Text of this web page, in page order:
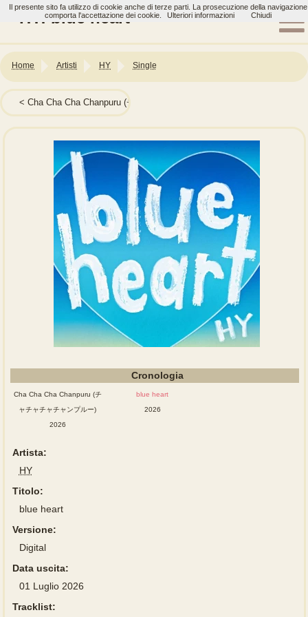
HY: blue heart
Home Artisti HY Single
Cha Cha Cha Chanpuru (チャチャチャチャンプルー)
Cronologia
Cha Cha Cha Chanpuru (チ
ャチャチャチャンプルー)
2026
blue heart
2026
Artista:
HY
Titolo:
blue heart
Versione:
Digital
Data uscita:
01 Luglio 2026
Tracklist:
Il presente sito fa utilizzo di cookie anche di terze parti. La prosecuzione della navigazione
comporta l'accettazione dei cookie.
Ulteriori informazioni Chiudi